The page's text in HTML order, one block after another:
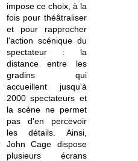
impose ce choix, à la
fois pour théâtraliser
et pour rapprocher
l'action scénique du
spectateur : la
distance entre les
gradins qui
accueillent jusqu'à
2000 spectateurs et
la scène ne permet
pas d'en percevoir
les détails. Ainsi,
John Cage dispose
plusieurs écrans